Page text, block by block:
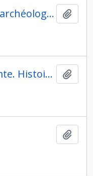
Cécile Michel. Histoire et archéologie de l'Orient cunéiforme
Christine Kepinski-Lecomte. Histoire et archéologie de l'Orient cunéiforme